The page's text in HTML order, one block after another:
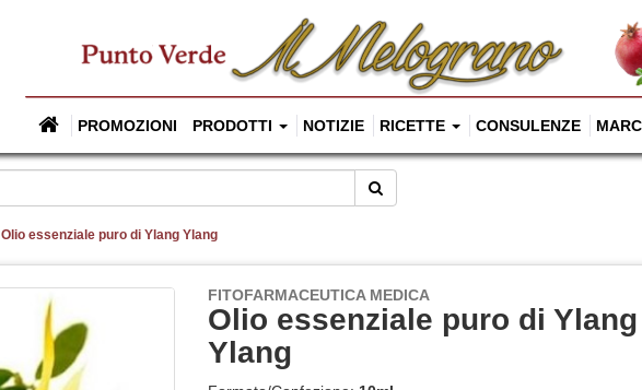
PROMOZIONI PRODOTTI NOTIZIE RICETTE CONSULENZE
Olio essenziale puro di Ylang Ylang
FITOFARMACEUTICA MEDICA
Olio essenziale puro di Ylang
Ylang